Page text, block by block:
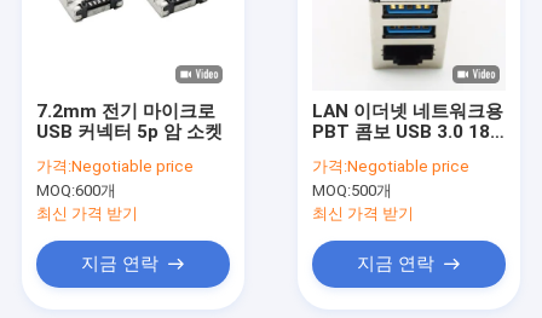
7.2mm 전기 마이크로
USB 커넥터 5p 암 소켓
가격:Negotiable price
MOQ:600개
최신 가격 받기
지금 연락
LAN 이더넷 네트워크용
PBT 콤보 USB 3.0 180
가격:Negotiable price
MOQ:500개
최신 가격 받기
지금 연락